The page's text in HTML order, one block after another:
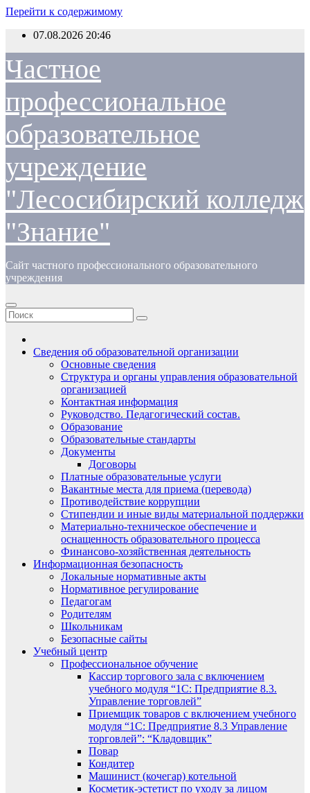
Перейти к содержимому
07.08.2026 20:46
Частное
профессиональное
образовательное
учреждение
"Лесосибирский колледж
"Знание"
Сайт частного профессионального образовательного
учреждения
Сведения об образовательной организации
Основные сведения
Структура и органы управления образовательной
организацией
Контактная информация
Руководство. Педагогический состав.
Образование
Образовательные стандарты
Документы
Договоры
Платные образовательные услуги
Вакантные места для приема (перевода)
Противодействие коррупции
Стипендии и иные виды материальной поддержки
Материально-техническое обеспечение и
оснащенность образовательного процесса
Финансово-хозяйственная деятельность
Информационная безопасность
Локальные нормативные акты
Нормативное регулирование
Педагогам
Родителям
Школьникам
Безопасные сайты
Учебный центр
Профессиональное обучение
Кассир торгового зала с включением
учебного модуля “1С: Предприятие 8.3.
Управление торговлей”
Приемщик товаров с включением учебного
модуля “1С: Предприятие 8.3 Управление
торговлей”: “Кладовщик”
Повар
Кондитер
Машинист (кочегар) котельной
Косметик-эстетист по уходу за лицом